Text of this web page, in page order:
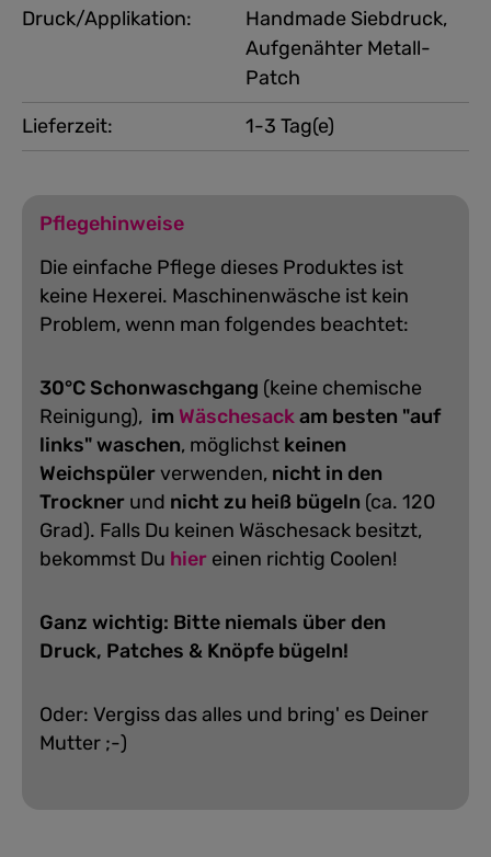
Druck/Applikation:
Handmade Siebdruck,
Aufgenähter Metall-
Patch
Lieferzeit:
1-3 Tag(e)
Pflegehinweise
Die einfache Pflege dieses Produktes ist
keine Hexerei. Maschinenwäsche ist kein
Problem, wenn man folgendes beachtet:
30°C Schonwaschgang (keine chemische
Reinigung), im Wäschesackam besten "auf
links" waschen, möglichst keinen
Weichspülerverwenden, nicht in den
Trockner und nicht zu heiß bügeln (ca. 120
Grad). Falls Du keinen Wäschesack besitzt,
bekommst Du hier einen richtig Coolen!
Ganz wichtig: Bitte niemals über den
Druck, Patches & Knöpfe bügeln!
Oder: Vergiss das alles und bring' es Deiner
Mutter ;-)